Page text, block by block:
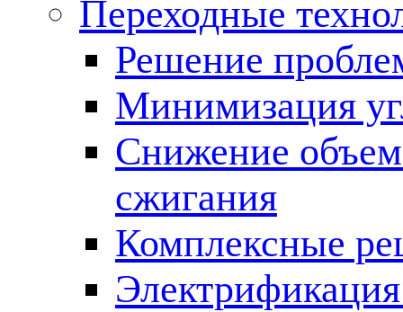
Переходные
Решение
Минимизация
Снижение
сжигания
Комплексные